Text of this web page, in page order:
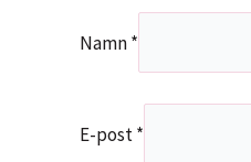
Namn*
E-post *